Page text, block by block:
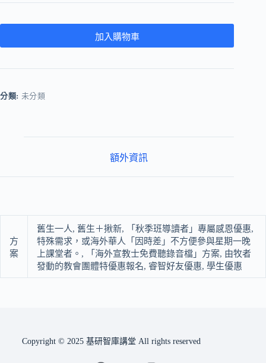
加入購物車
分類: 未分類
額外資訊
方
案
舊生一人, 舊生＋揪新, 「秋季班導讀者」專屬感恩優惠,
特殊需求，或海外華人「因時差」不方便參與星期一晚
上課堂者。, 「海外宣教士免費聽錄音檔」方案, 由牧者
發動的教會團體特優惠報名, 睿智好友優惠, 學生優惠
Copyright © 2025 基研智庫講堂 All rights reserved